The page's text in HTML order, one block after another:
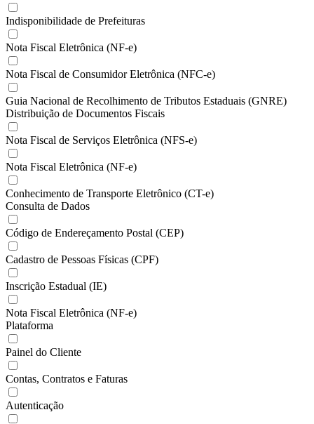
Indisponibilidade de Prefeituras
Nota Fiscal Eletrônica (NF-e)
Nota Fiscal de Consumidor Eletrônica (NFC-e)
Guia Nacional de Recolhimento de Tributos Estaduais (GNRE)
Distribuição de Documentos Fiscais
Nota Fiscal de Serviços Eletrônica (NFS-e)
Nota Fiscal Eletrônica (NF-e)
Conhecimento de Transporte Eletrônico (CT-e)
Consulta de Dados
Código de Endereçamento Postal (CEP)
Cadastro de Pessoas Físicas (CPF)
Inscrição Estadual (IE)
Nota Fiscal Eletrônica (NF-e)
Plataforma
Painel do Cliente
Contas, Contratos e Faturas
Autenticação